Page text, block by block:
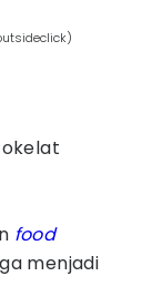
food
menjadi